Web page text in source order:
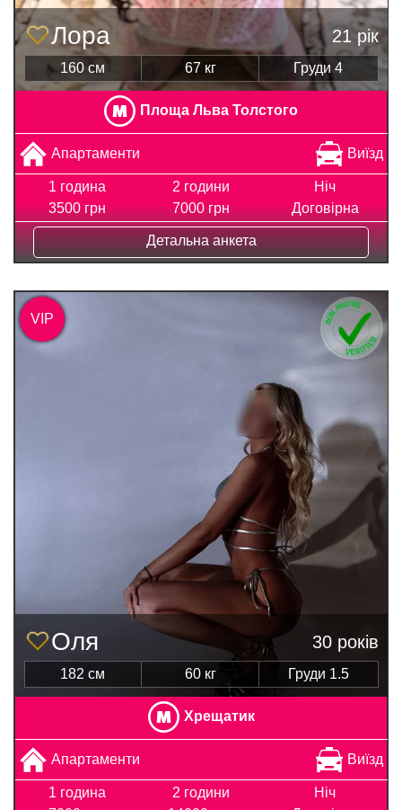
Лора 21 рік
160 см 67 кг Груди 4
Площа Льва Толстого
Апартаменти Виїзд
1 година
3500 грн
2 години
7000 грн
Ніч
Договірна
Детальна анкета
Оля 30 років
182 см 60 кг Груди 1.5
Хрещатик
Апартаменти Виїзд
1 година
2 години
Ніч
VIP